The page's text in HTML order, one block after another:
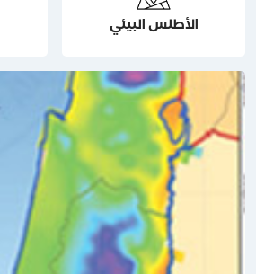
الأطلس البيئي